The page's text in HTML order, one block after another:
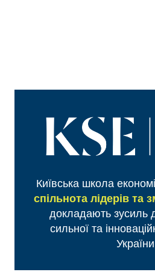
Київська школа
спільнота лідерів та
докладають зусиль
сильної та
України